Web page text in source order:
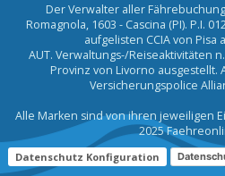
Der Verwalter aller
Romagnola, 1603 - Cascina (PI). P.I.
aufgelisten CCIA von Pisa
AUT. Verwaltungs-/Reiseaktivitäten
Provinz von Livorno ausgestellt.
Versicherungspolice
Alle Marken sind von ihren jeweiligen
2025
Datenschutz Konfiguration